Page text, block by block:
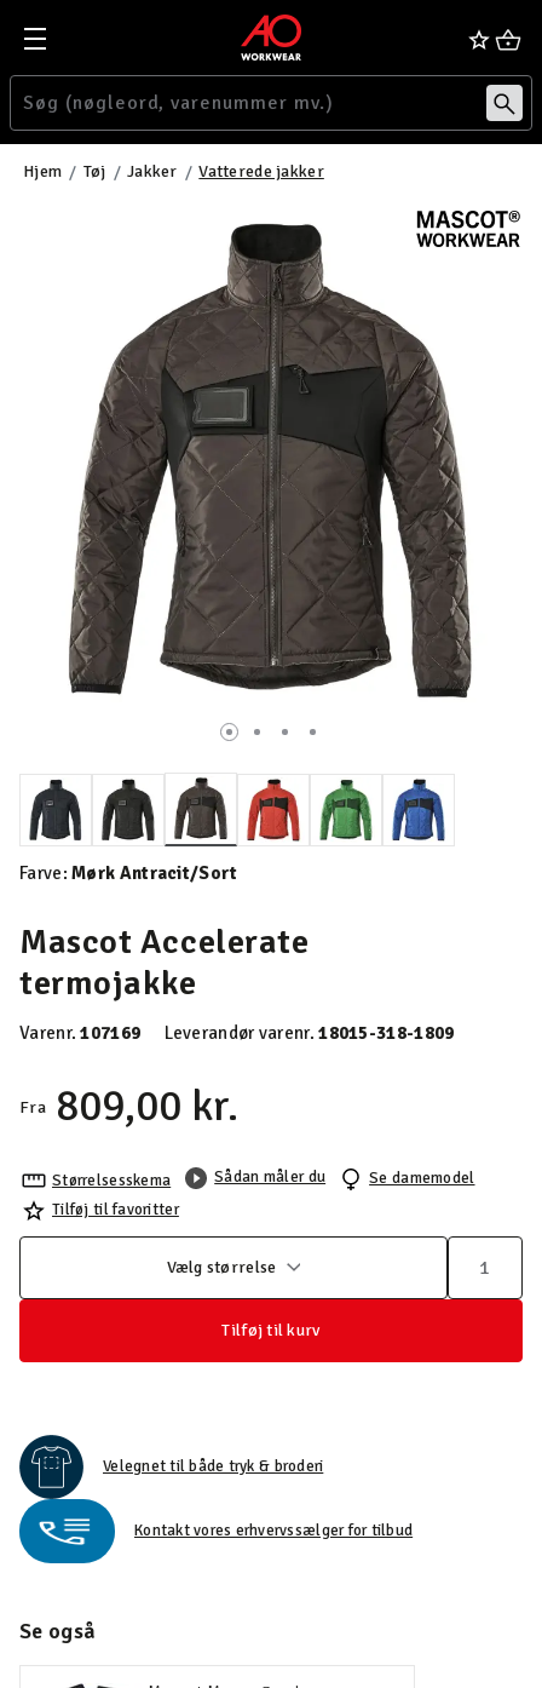
Hjem Tøj Jakker Vatterede jakker
Mascot Accelerate
termojakke
Varenr.107169 Leverandør varenr.18015-318-1809
Fra 809,00 kr.
valgte
Farve:Mørk Antracit/Sort
Størrelsesskema Sådan måler du
Se damemodel
Tilføj til favoritter
Vælg størrelse
Tilføj til kurv
Velegnet til både tryk & broderi
Kontakt vores erhvervssælger for tilbud
Se også